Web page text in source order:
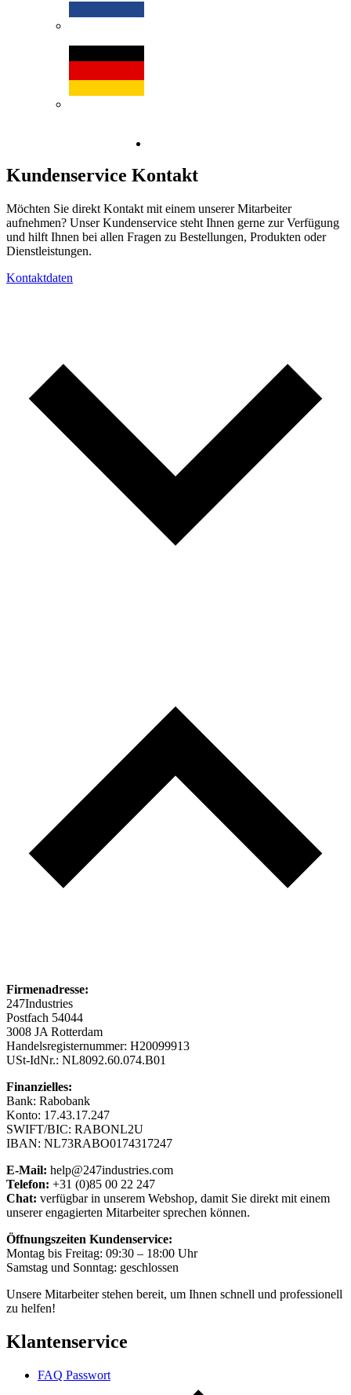
Kundenservice Kontakt
Möchten Sie direkt Kontakt mit einem unserer Mitarbeiter
aufnehmen? Unser Kundenservice steht Ihnen gerne zur Verfügung
und hilft Ihnen bei allen Fragen zu Bestellungen, Produkten oder
Dienstleistungen.
Kontaktdaten
Firmenadresse:
247Industries
Postfach 54044
3008 JA Rotterdam
Handelsregisternummer: H20099913
USt-IdNr.: NL8092.60.074.B01
Finanzielles:
Bank: Rabobank
Konto: 17.43.17.247
SWIFT/BIC: RABONL2U
IBAN: NL73RABO0174317247
E-Mail: help@247industries.com
Telefon: +31 (0)85 00 22 247
Chat: verfügbar in unserem Webshop, damit Sie direkt mit einem
unserer engagierten Mitarbeiter sprechen können.
Öffnungszeiten Kundenservice:
Montag bis Freitag: 09:30 – 18:00 Uhr
Samstag und Sonntag: geschlossen
Unsere Mitarbeiter stehen bereit, um Ihnen schnell und professionell
zu helfen!
Klantenservice
FAQ Passwort